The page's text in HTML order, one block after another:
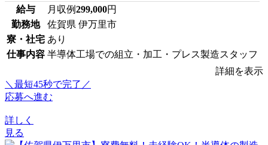
給与 月収例299,000円
勤務地
佐賀県 伊万里市
寮・社宅 あり
仕事内容 半導体工場での組立・加工・プレス製造スタッフ
詳細を表示
＼最短45秒で完了／
応募へ進む
詳しく
見る